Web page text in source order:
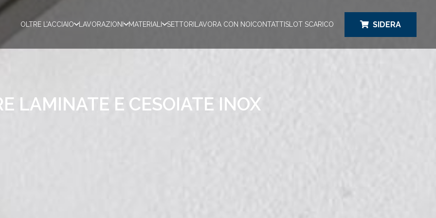
OLTRE L’ACCIAIO LAVORAZIONI MATERIALI SETTORI LAVORA CON NOI CONTATTI SLOT SCARICO SIDERA
LAMINATE E CESOIATE INOX